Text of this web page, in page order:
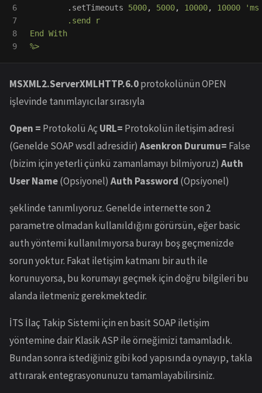
6
7
8
. setTimeouts 5000, 5000, 10000, 10000 '
End With
MSXML2.ServerXMLHTTP.6.0protokolünün OPEN
işlevinde tanımlayıcılar sırasıyla
Open = Protokolü AçURL= Protokolün iletişim adresi
(Genelde SOAP wsdl adresidir) Asenkron Durumu= False
(bizim için yeterli çünkü zamanlamayı bilmiyoruz) Auth
User Name(Opsiyonel) Auth Password (Opsiyonel)
şeklinde tanımlıyoruz. Genelde internette son 2
parametre olmadan kullanıldığını görürsün, eğer basic
auth yöntemi kullanılmıyorsa burayı boş geçmenizde
sorun yoktur. Fakat iletişim katmanı bir auth ile
korunuyorsa, bu korumayı geçmek için doğru bilgileri bu
alanda iletmeniz gerekmektedir.
İTS İlaç Takip Sistemi için en basit SOAP iletişim
yöntemine dair Klasik ASP ile örneğimizi tamamladık.
Bundan sonra istediğiniz gibi kod yapısında oynayıp, takla
attırarak entegrasyonunuzu tamamlayabilirsiniz.